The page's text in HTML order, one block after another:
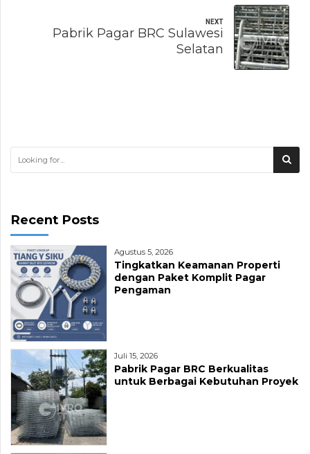
NEXT
Pabrik Pagar BRC Sulawesi
Selatan
Recent Posts
Agustus 5, 2026
Tingkatkan Keamanan Properti
dengan Paket Komplit Pagar
Pengaman
Juli 15, 2026
Pabrik Pagar BRC Berkualitas
untuk Berbagai Kebutuhan Proyek